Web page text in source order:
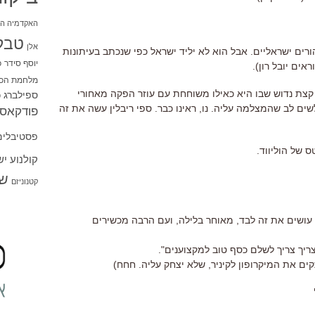
ישראליים. אבל הוא לא יליד ישראל כפי שנכתב בעיתונות
יובל רון).
נדוש שבו היא כאילו משוחחת עם עוזר הפקה מאחורי
לב שהמצלמה עליה. נו, ראינו כבר. ספי ריבלין עשה את זה
את זה לבד, מאוחר בלילה, ועם הרבה מכשירים
צריך לשלם כסף טוב למקצוענים".
את המיקרופון לקיניר, שלא יצחק עליה. חחח)
האקדמיה
אלן
יוסף סידר
מלחמת
ספילברג
קולנוע
קטנוניזם